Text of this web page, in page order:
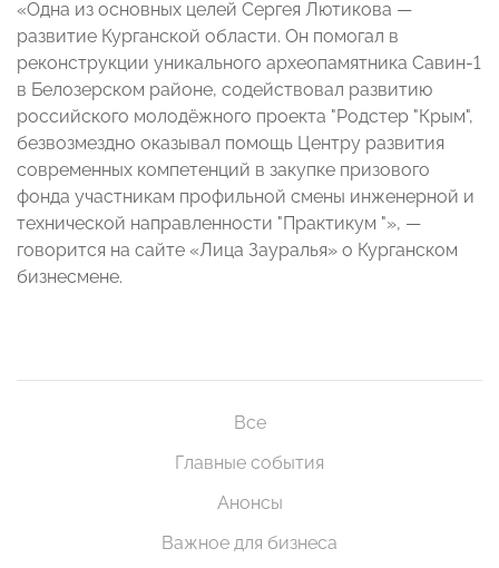
«Одна из основных целей Сергея Лютикова —
развитие Курганской области. Он помогал в
реконструкции уникального археопамятника Савин-1
в Белозерском районе, содействовал развитию
российского молодёжного проекта "Родстер "Крым",
безвозмездно оказывал помощь Центру развития
современных компетенций в закупке призового
фонда участникам профильной смены инженерной и
технической направленности "Практикум "», —
говорится на сайте «Лица Зауралья» о Курганском
бизнесмене.
Все
Главные события
Анонсы
Важное для бизнеса